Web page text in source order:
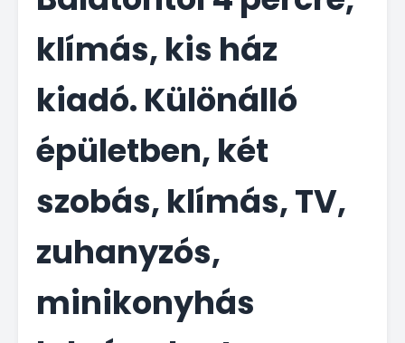
klímás, kis ház
kiadó. Különálló
épületben, két
szobás, klímás, TV,
zuhanyzós,
minikonyhás